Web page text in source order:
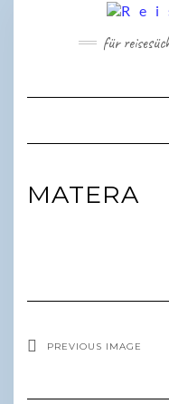
für
MATERA
PREVIOUS IMAGE